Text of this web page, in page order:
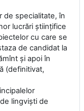
de specialitate, în
lucrări ştiinţifice
cu care se
de candidat la
şi apoi în
(definitivat,
lingvişti de